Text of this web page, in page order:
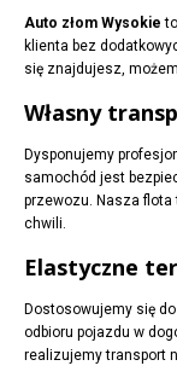
Auto złom Wysokie
klienta bez
się znajdujesz,
Własny
Dysponujemy
samochód jest
przewozu. Nasza
chwili.
Elastyczne
Dostosowujemy się
odbioru pojazdu w
realizujemy transport